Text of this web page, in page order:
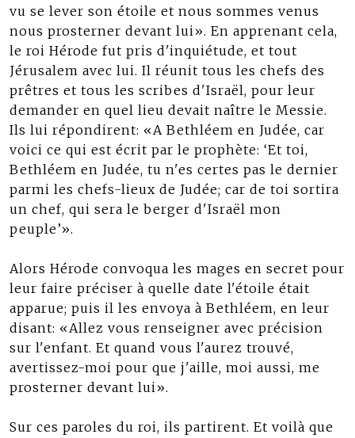
vu se lever son étoile et nous sommes venus
nous prosterner devant lui». En apprenant cela,
le roi Hérode fut pris d'inquiétude, et tout
Jérusalem avec lui. Il réunit tous les chefs des
prêtres et tous les scribes d'Israël, pour leur
demander en quel lieu devait naître le Messie.
Ils lui répondirent: «A Bethléem en Judée, car
voici ce qui est écrit par le prophète: ‘Et toi,
Bethléem en Judée, tu n'es certes pas le dernier
parmi les chefs-lieux de Judée; car de toi sortira
un chef, qui sera le berger d'Israël mon
peuple’».
Alors Hérode convoqua les mages en secret pour
leur faire préciser à quelle date l'étoile était
apparue; puis il les envoya à Bethléem, en leur
disant: «Allez vous renseigner avec précision
sur l'enfant. Et quand vous l'aurez trouvé,
avertissez-moi pour que j'aille, moi aussi, me
prosterner devant lui».
Sur ces paroles du roi, ils partirent. Et voilà que